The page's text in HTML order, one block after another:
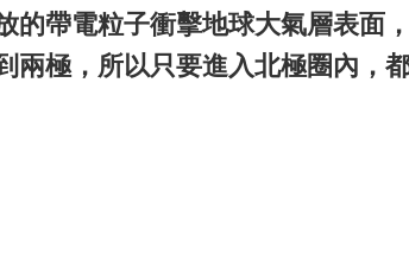
的帶電粒子衝擊地球大氣層表面
兩極，所以只要進入北極圈內，